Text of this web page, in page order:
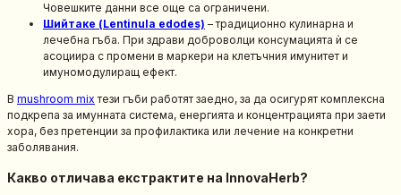
Човешките данни все още са ограничени.
Шийтаке (Lentinula edodes) – традиционно кулинарна и
лечебна гъба. При здрави доброволци консумацията ѝ се
асоциира с промени в маркери на клетъчния имунитет и
имуномодулиращ ефект.
В mushroom mix тези гъби работят заедно, за да осигурят комплексна
подкрепа за имунната система, енергията и концентрацията при заети
хора, без претенции за профилактика или лечение на конкретни
заболявания.
Какво отличава екстрактите на InnovaHerb?